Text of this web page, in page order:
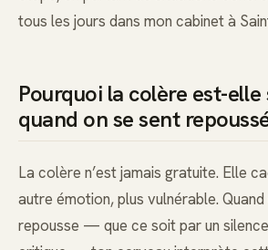
tous les jours dans mon cabinet à
Pourquoi la colère est-elle
quand on se sent
La colère n’est jamais gratuite. Elle
autre émotion, plus vulnérable. Quand
repousse — que ce soit par un